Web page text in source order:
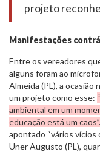
projeto
Manifestações
Entre os vereadores
alguns foram ao
Almeida (PL), a ocasião
um projeto como esse:
ambiental em um
educação está um caos”.
apontado “vários vícios
Uner Augusto (PL),